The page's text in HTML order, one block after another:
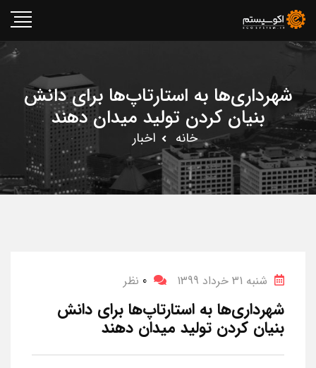
شهرداری‌ها به استارتاپ‌ها برای دانش
بنیان کردن تولید میدان دهند
خانه اخبار
شنبه 31 خرداد 1399 0 نظر
شهرداری‌ها به استارتاپ‌ها برای دانش
بنیان کردن تولید میدان دهند